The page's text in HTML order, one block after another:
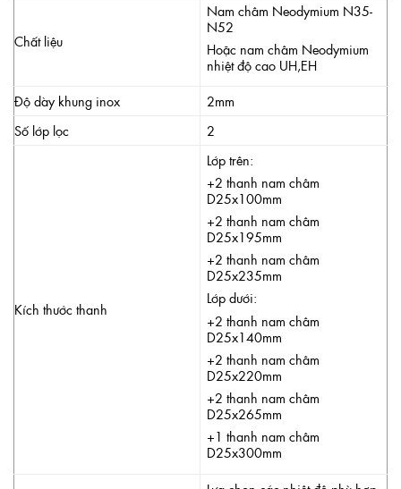
Chất liệu
Nam châm Neodymium N35-
N52
Hoặc nam châm Neodymium
nhiệt độ cao UH,EH
Độ dày khung inox
2mm
Số lớp lọc
2
Kích thước thanh
Lớp trên:
+2 thanh nam châm
D25x100mm
+2 thanh nam châm
D25x195mm
+2 thanh nam châm
D25x235mm
Lớp dưới:
+2 thanh nam châm
D25x140mm
+2 thanh nam châm
D25x220mm
+2 thanh nam châm
D25x265mm
+1 thanh nam châm
D25x300mm